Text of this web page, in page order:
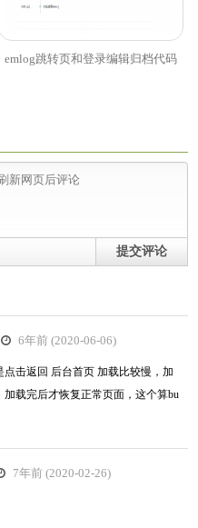
店
emlog跳转页和登录编辑归档代码
提交评论
6年前 (2020-06-06)
击返回 后台首页 加载比较慢，加
载完后才恢复正常页面，这个算bu
7年前 (2020-02-26)